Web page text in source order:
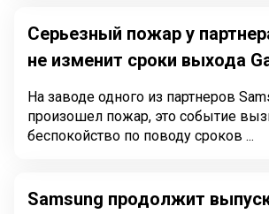
Серьезный пожар у
не изменит сроки выхода
На заводе одного из партнеров
произошел пожар, это событие
беспокойство по поводу сроков ...
Samsung продолжит